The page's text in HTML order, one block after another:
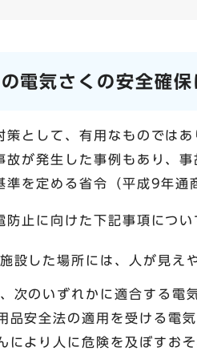
電気さくの安全確保
策として、有用なものでは
故が発生した事例もあり、
準を定める省令（平成9年
防止に向けた下記事項につい
設した場所には、人が見え
次のいずれかに適合する電
品安全法の適用を受ける電
により人に危険を及ぼすお